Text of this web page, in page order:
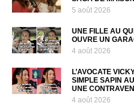
5 août 2026
UNE FILLE AU
OUVRE UN
4 août 2026
L’AVOCATE
SIMPLE SAPIN
UNE
4 août 2026